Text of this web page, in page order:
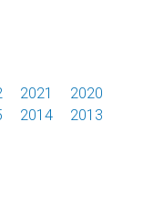
2021
2020
2014
2013